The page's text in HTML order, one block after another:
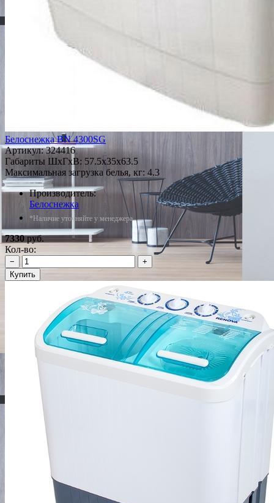
Белоснежка BN 4300SG
Артикул:324416
Габариты ШxГxВ: 57.5x35x63.5
Максимальная загрузка белья, кг: 4.3
Производитель:
Белоснежка
*Наличие уточняйте у менеджера
7330руб.
Кол-во:
−
+
Купить